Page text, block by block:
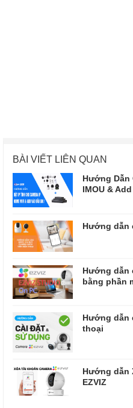
BÀI VIẾT LIÊN QUAN
Hướng Dẫn
IMOU &
Hướng dẫn
Hướng dẫn
bằng phần
Hướng dẫn
thoại
Hướng dẫn
EZVIZ